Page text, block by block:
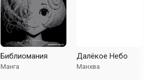
Библиомания
Манга
Далёкое Небо
Манхва